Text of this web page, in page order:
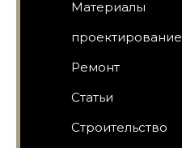
Материалы
проектирование
Ремонт
Статьи
Строительство